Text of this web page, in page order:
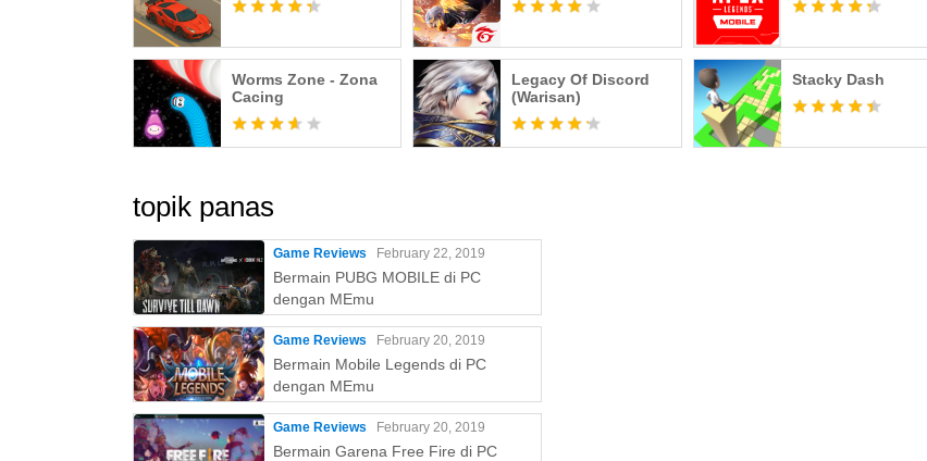
Worms Zone - Zona
Cacing
Legacy Of Discord
(Warisan)
Stacky Dash
topik panas
Game Reviews February 22, 2019
Bermain PUBG MOBILE di PC
dengan MEmu
Game Reviews February 20, 2019
Bermain Mobile Legends di PC
dengan MEmu
Game Reviews February 20, 2019
Bermain Garena Free Fire di PC